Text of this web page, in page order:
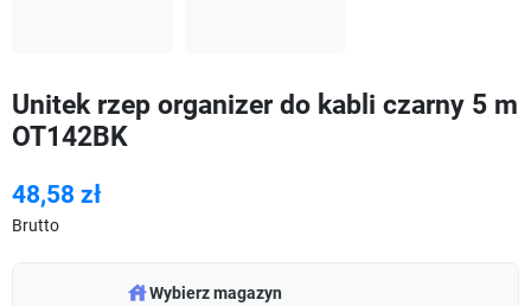
Unitek rzep organizer do kabli czarny 5 m
OT142BK
48,58 zł
Brutto
warehouseWybierz magazyn